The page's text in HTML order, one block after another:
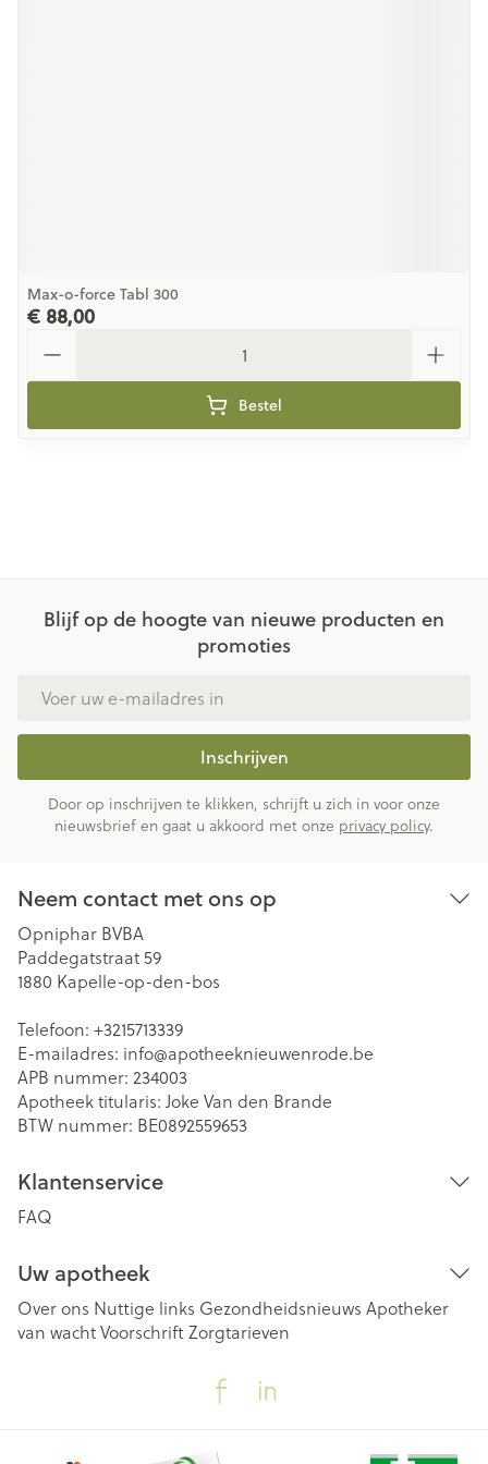
Max-o-force Tabl 300
€ 88,00
Bestel
Blijf op de hoogte van nieuwe producten en
promoties
Inschrijven
Door op inschrijven te klikken, schrijft u zich in voor onze
nieuwsbrief en gaat u akkoord met onze privacy policy.
Neem contact met ons op
Opniphar BVBA
Paddegatstraat 59
1880 Kapelle-op-den-bos
Telefoon: +3215713339
E-mailadres: info@apotheeknieuwenrode.be
APB nummer: 234003
Apotheek titularis: Joke Van den Brande
BTW nummer: BE0892559653
Klantenservice
FAQ
Uw apotheek
Over ons Nuttige links Gezondheidsnieuws Apotheker
van wachtVoorschriftZorgtarieven